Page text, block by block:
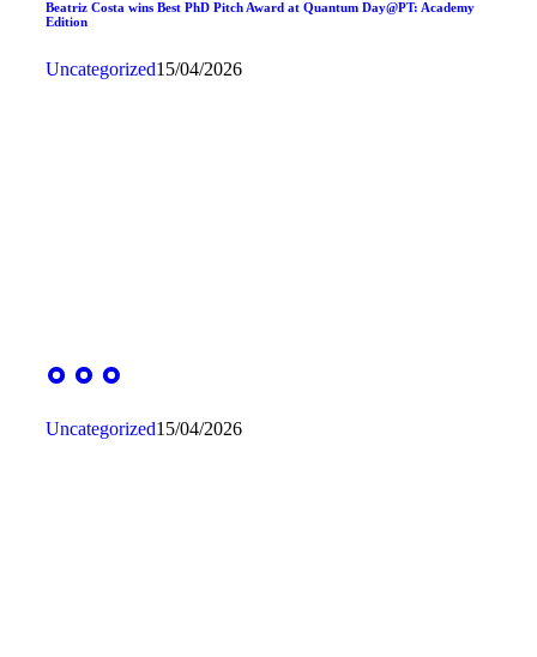
Beatriz Costa wins Best PhD Pitch Award at Quantum Day@PT: Academy
Edition
Uncategorized15/04/2026
Uncategorized15/04/2026